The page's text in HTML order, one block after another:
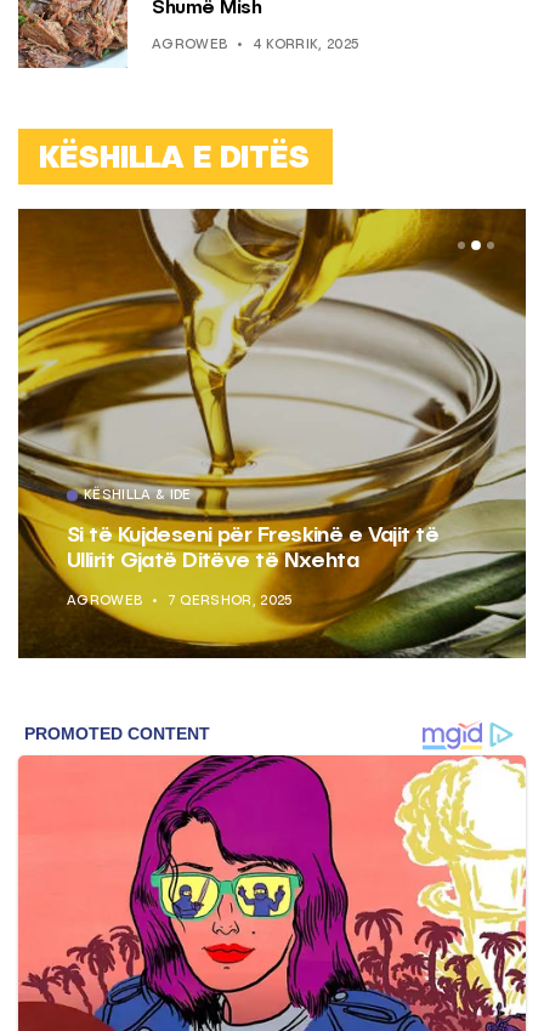
Shumë Mish
AGROWEB 4 KORRIK, 2025
KËSHILLA E DITËS
KËSHILLA & IDE
Si të Kujdeseni për Freskinë e Vajit të
Ullirit Gjatë Ditëve të Nxehta
AGROWEB 7 QERSHOR, 2025